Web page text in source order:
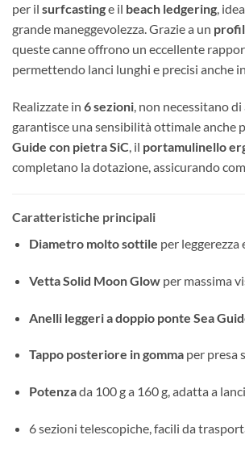
per il surfcastinge il beach ledgering,
grande maneggevolezza. Grazie a un
queste canne offrono un eccellente
permettendo lanci lunghi e precisi anche
Realizzate in 6 sezioni, non necessitano
garantisce una sensibilità ottimale anche
Guide con pietra SiC, il portamulinello
completano la dotazione, assicurando
Caratteristiche principali
Diametro molto sottile per leggerezza
Vetta Solid Moon Glowper massima
Anelli leggeri a doppio ponte Sea
Tappo posteriore in gommaper presa
Potenzada 100 g a 160 g, adatta a
6 sezioni telescopiche, facili da